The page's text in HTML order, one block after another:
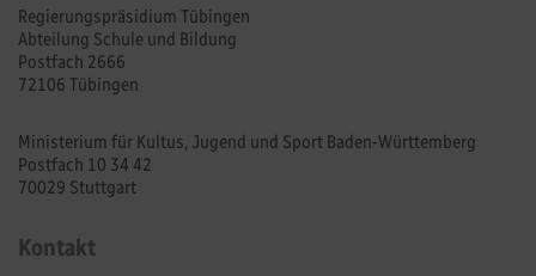
Regierungspräsidium Tübingen
Abteilung Schule und Bildung
Postfach 2666
72106 Tübingen
Ministerium für Kultus, Jugend und Sport Baden-Württemberg
Postfach 10 34 42
70029 Stuttgart
Kontakt